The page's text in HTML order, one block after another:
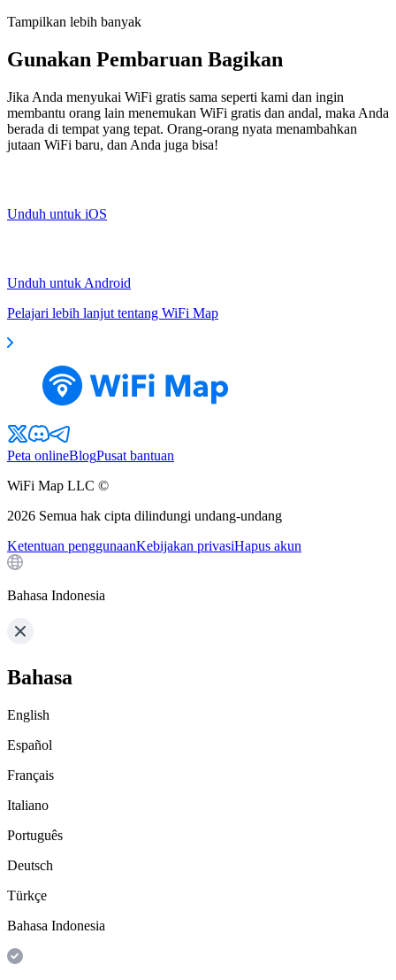
Tampilkan lebih banyak
Gunakan Pembaruan Bagikan
Jika Anda menyukai WiFi gratis sama seperti kami dan ingin
membantu orang lain menemukan WiFi gratis dan andal, maka Anda
berada di tempat yang tepat. Orang-orang nyata menambahkan
jutaan WiFi baru, dan Anda juga bisa!
Unduh untuk iOS
Unduh untuk Android
Pelajari lebih lanjut tentang WiFi Map
Peta onlineBlogPusat bantuan
WiFi Map LLC ©
2026 Semua hak cipta dilindungi undang-undang
Ketentuan penggunaanKebijakan privasiHapus akun
Bahasa Indonesia
Bahasa
English
Español
Français
Italiano
Português
Deutsch
Türkçe
Bahasa Indonesia